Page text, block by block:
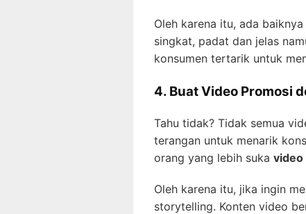
Oleh karena itu, ada
singkat, padat dan jelas
konsumen tertarik untuk
4. Buat Video Promosi
Tahu tidak? Tidak semua
terangan untuk menarik
orang yang lebih suka
Oleh karena itu, jika ingin
storytelling. Konten video